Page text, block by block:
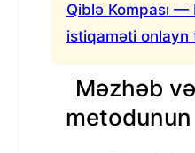
Qiblə Kompası —
istiqaməti onlayn
Məzhəb